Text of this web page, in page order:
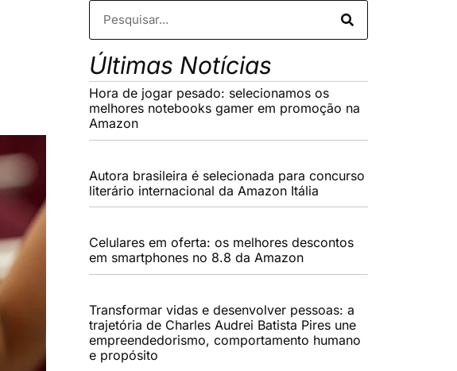
Últimas Notícias
Hora de jogar pesado: selecionamos os
melhores notebooks gamer em promoção na
Amazon
Autora brasileira é selecionada para concurso
literário internacional da Amazon Itália
Celulares em oferta: os melhores descontos
em smartphones no 8.8 da Amazon
Transformar vidas e desenvolver pessoas: a
trajetória de Charles Audrei Batista Pires une
empreendedorismo, comportamento humano
e propósito